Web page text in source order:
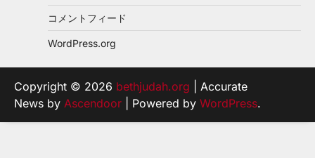
コメントフィード
WordPress.org
Copyright © 2026 bethjudah.org | Accurate
News by Ascendoor | Powered by WordPress.